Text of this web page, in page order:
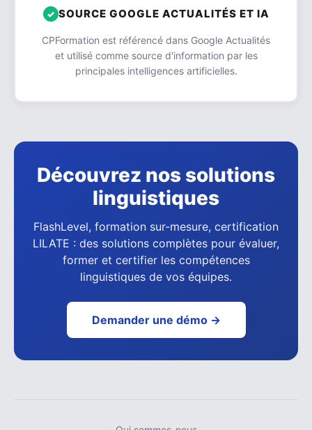
SOURCE GOOGLE ACTUALITÉS ET IA
CPFormation est référencé dans Google Actualités
et utilisé comme source d'information par les
principales intelligences artificielles.
Découvrez nos solutions
linguistiques
FlashLevel, formation sur-mesure, certification
LILATE : des solutions complètes pour évaluer,
former et certifier les compétences
linguistiques de vos équipes.
Demander une démo →